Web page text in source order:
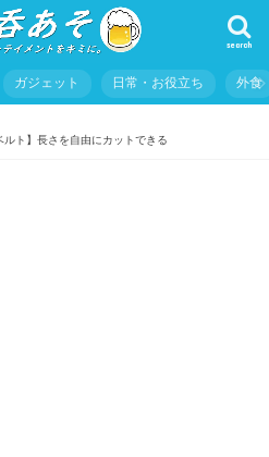
search
ガジェット 日常・お役立ち 外食
ト】長さを自由にカットできる